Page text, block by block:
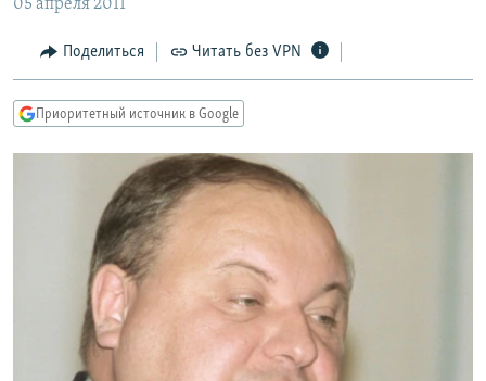
Вернутся
главной
навигации
Вернутся
МНЕНИЯ
КУЛЬТУРА
IDEL.РЕАЛИИ
КАВКАЗ.РЕАЛИИ
СЕВЕР.РЕАЛИИ
СИБИРЬ.РЕАЛИИ
РАСПИСАНИЕ ВЕЩАНИЯ
ПОДПИШИТЕСЬ НА РАССЫЛКУ
СОЦИАЛЬНЫЕ СЕТИ
05 апреля 2011
Поделиться Читать без VPN
Приоритетный источник в Google